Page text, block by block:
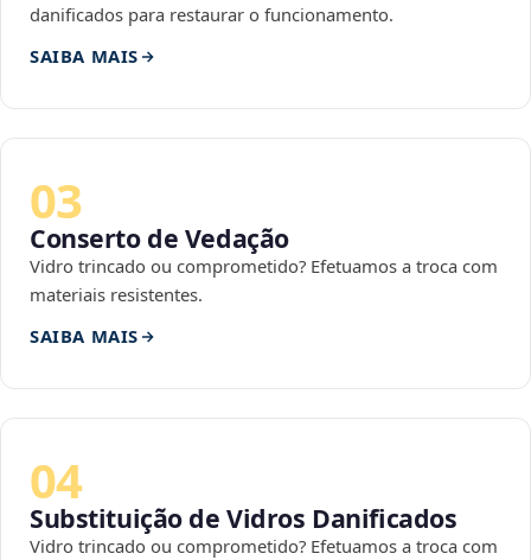
danificados para restaurar o funcionamento.
SAIBA MAIS
03
Conserto de Vedação
Vidro trincado ou comprometido? Efetuamos a troca com
materiais resistentes.
SAIBA MAIS
04
Substituição de Vidros Danificados
Vidro trincado ou comprometido? Efetuamos a troca com